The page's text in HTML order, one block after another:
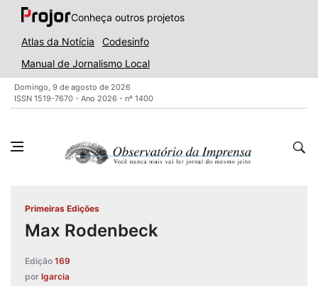
Conheça outros projetos
Atlas da Notícia
Codesinfo
Manual de Jornalismo Local
Domingo, 9 de agosto de 2026
ISSN 1519-7670 - Ano 2026 - nº 1400
Primeiras Edições
Max Rodenbeck
Edição 169
por lgarcia